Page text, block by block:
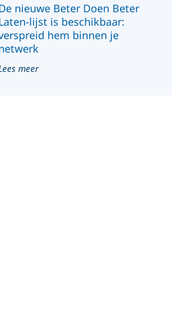
nieuwe Beter Doen Beter
lijst is beschikbaar:
hem binnen je
meer